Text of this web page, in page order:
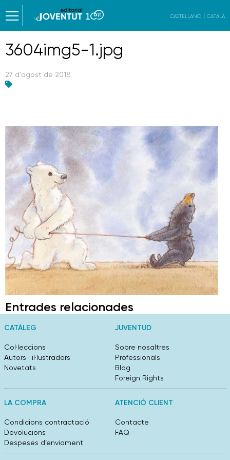
CASTELLANO CATALÀ
3604img5-1.jpg
27 d'agost de 2018
Entrades relacionades
CATÀLEG
Col·leccions
Autors i il·lustradors
Novetats
JUVENTUD
Sobre nosaltres
Professionals
Blog
Foreign Rights
LA COMPRA
Condicions contractació
Devolucions
Despeses d’enviament
ATENCIÓ CLIENT
Contacte
FAQ